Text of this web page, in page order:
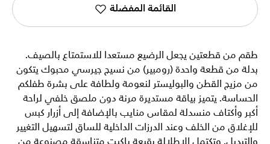
القائمة المفضلة
طقم من قطعتين يجعل الرضيع مستعدا للاستمتاع بالصيف.
بدلة من قطعة واحدة (رومبير) من نسيج جيرسي محبوك يتكون
من مزيج القطن والبوليستر لنعومة ولطافة على بشرة طفلكم
الحساسة. يتميز بياقة مستديرة مرنة دون ملصق خلفي لراحة
أكبر وأكتاف منسدلة لمقاس منايب بالإضافة إلى أزرار كبس
للإغلاق من الخلف وعند الدرزات الداخلية للساق لتسهيل التغيير